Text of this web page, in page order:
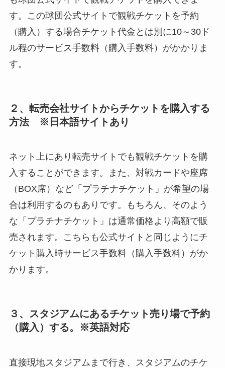
す。この球団公式サイトで観戦チケットを予約
（購入）する場合チケット代金とは別に10～30ド
ル程のサービス手数料（購入手数料）がかかりま
す。
２、転売会社サイトからチケットを購入する
方法 ※日本語サイトあり
ネット上にあり転売サイトでも観戦チケットを購
入することができます。また、対戦カードや座席
（BOX席）など「プラチナチケット」が希望の場
合は利用するのもありです。もちろん、そのよう
な「プラチナチケット」は通常価格より高額で販
売されます。こちらも公式サイトと同じようにチ
ケット購入時サービス手数料（購入手数料）がか
かります。
３、スタジアムにあるチケット売り場で予約
（購入）する。※英語対応
直接現地スタジアムまで行き、スタジアムのチケ